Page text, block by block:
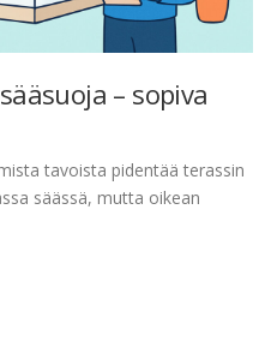
– sopiva
tavoista pidentää terassin
säässä, mutta oikean